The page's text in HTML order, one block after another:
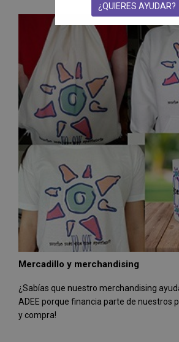
Mercadillo y merchandising
¿Sabías que nuestro merchandising
ADEE porque financia parte de nuestros
y compra!
¿QUIERES AYUDAR?